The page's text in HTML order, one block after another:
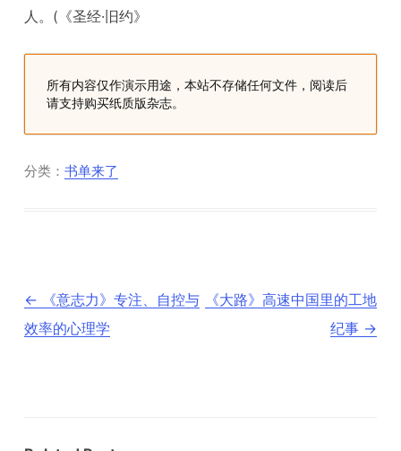
人。(《圣经·旧约》
所有内容仅作演示用途，本站不存储任何文件，阅读后
请支持购买纸质版杂志。
分类：书单来了
文
章
导
← 《意志力》专注、自控与
效率的心理学
《大路》高速中国里的工地
纪事 →